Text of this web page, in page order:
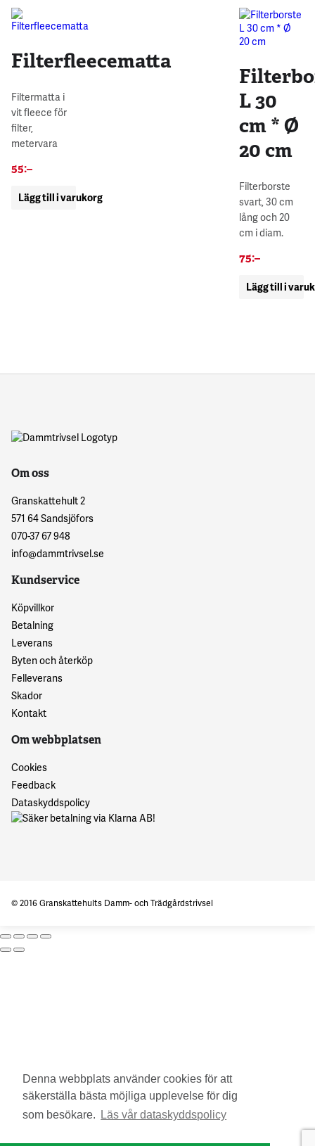
Denna webbplats använder cookies för att
säkerställa bästa möjliga upplevelse för dig
som besökare.
Läs vår dataskyddspolicy
Filterfleecematta
Filtermatta i
vit fleece för
filter,
metervara
55:–
Lägg till i varukorg
L 30
cm * Ø
20 cm
Filterborste
svart, 30 cm
lång och 20
cm i diam.
75:–
Lägg till i
Om oss
Granskattehult 2
571 64 Sandsjöfors
070-37 67 948
info@dammtrivsel.se
Kundservice
Köpvillkor
Betalning
Leverans
Byten och återköp
Felleverans
Skador
Kontakt
Om webbplatsen
Cookies
Feedback
Dataskyddspolicy
© 2016 Granskattehults Damm- och Trädgårdstrivsel